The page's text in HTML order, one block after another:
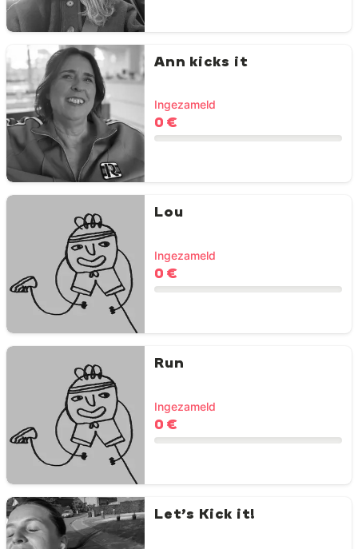
Ann kicks it
Ingezameld
0 €
Lou
Ingezameld
0 €
Run
Ingezameld
0 €
Let’s Kick it!